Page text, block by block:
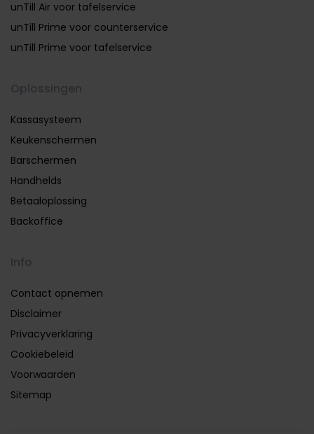
unTill Air voor tafelservice
unTill Prime voor counterservice
unTill Prime voor tafelservice
Kassasysteem
Keukenschermen
Barschermen
Handhelds
Betaaloplossing
Backoffice
Contact opnemen
Disclaimer
Privacyverklaring
Cookiebeleid
Voorwaarden
Sitemap